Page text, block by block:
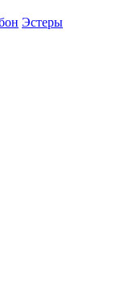
Эстеры